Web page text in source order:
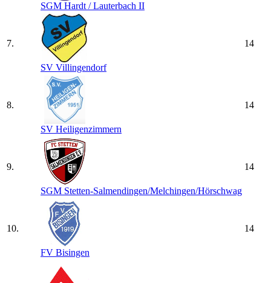
SGM Hardt /​ Lauterbach II
7.
SV Villingendorf
14
8.
SV Heiligenzimmern
14
9.
SGM Stetten-Salmendingen/​Melchingen/​Hörschwag
14
10.
FV Bisingen
14